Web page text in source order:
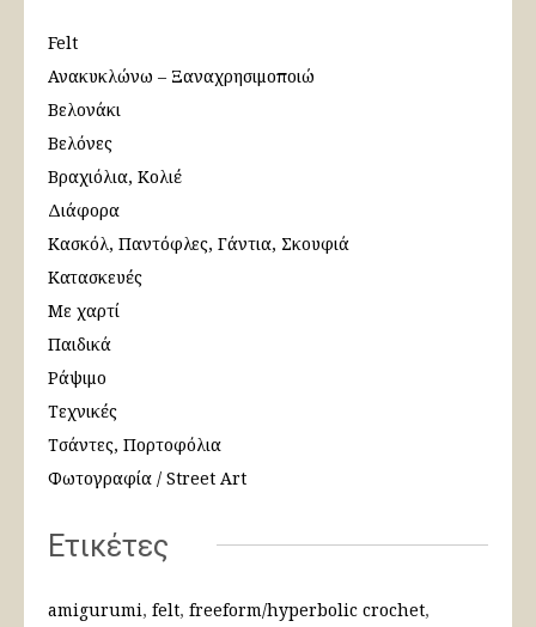
Felt
Ανακυκλώνω – Ξαναχρησιμοποιώ
Βελονάκι
Βελόνες
Βραχιόλια, Κολιέ
Διάφορα
Κασκόλ, Παντόφλες, Γάντια, Σκουφιά
Κατασκευές
Με χαρτί
Παιδικά
Ράψιμο
Τεχνικές
Τσάντες, Πορτοφόλια
Φωτογραφία / Street Art
Ετικέτες
amigurumi felt freeform/hyperbolic crochet